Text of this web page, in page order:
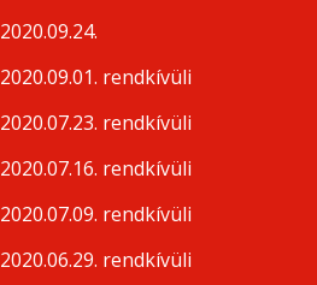
2020.09.24.
2020.09.01. rendkívüli
2020.07.23. rendkívüli
2020.07.16. rendkívüli
2020.07.09. rendkívüli
2020.06.29. rendkívüli